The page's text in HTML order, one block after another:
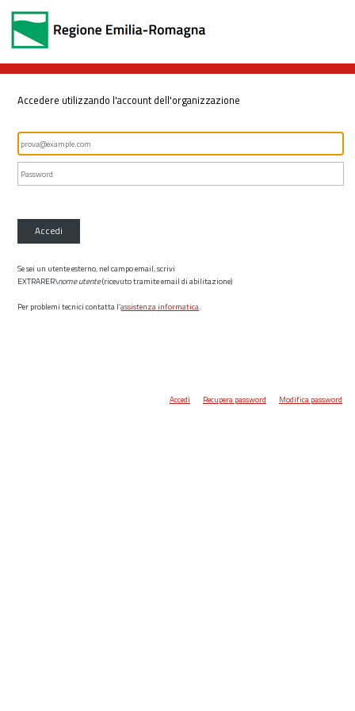
Accedere utilizzando l'account dell'organizzazione
Accedi
Se sei un utente esterno, nel campo email, scrivi
EXTRARER\nome utente(ricevuto tramite email di abilitazione)
Per problemi tecnici contatta l’assistenza informatica.
Accedi Recupera password Modifica password